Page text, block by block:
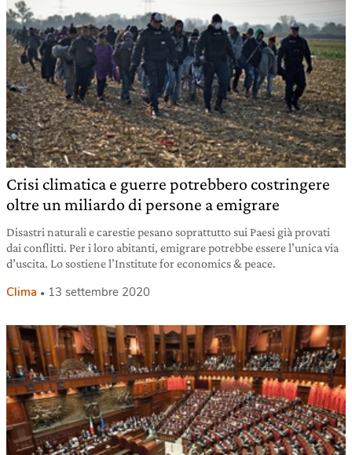
Crisi climatica e guerre potrebbero costringere
oltre un miliardo di persone a emigrare
Disastri naturali e carestie pesano soprattutto sui Paesi già provati
dai conflitti. Per i loro abitanti, emigrare potrebbe essere l’unica via
d’uscita. Lo sostiene l’Institute for economics & peace.
Clima 13 settembre 2020